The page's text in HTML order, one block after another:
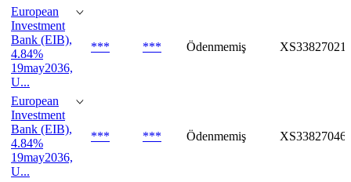
European
Investment
Bank (EIB),
4.84%
19may2036,
U...
*** *** Ödenmemiş
European
Investment
Bank (EIB),
4.84%
19may2036,
U...
*** *** Ödenmemiş